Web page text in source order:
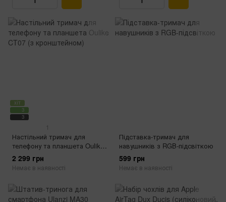
хіт
3
3
1
Настільний тримач для
телефону та планшета Oulike
CT07 (з кронштейном)
2 299 грн
Немає в наявності
Підставка-тримач для
навушників з RGB-підсвіткою
599 грн
Немає в наявності